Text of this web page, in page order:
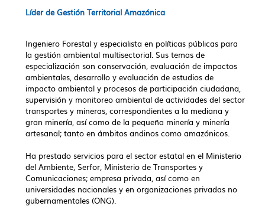
Líder de Gestión Territorial Amazónica
Ingeniero Forestal y especialista en políticas públicas para
la gestión ambiental multisectorial. Sus temas de
especialización son conservación, evaluación de impactos
ambientales, desarrollo y evaluación de estudios de
impacto ambiental y procesos de participación ciudadana,
supervisión y monitoreo ambiental de actividades del sector
transportes y mineras, correspondientes a la mediana y
gran minería, así como de la pequeña minería y minería
artesanal; tanto en ámbitos andinos como amazónicos.
Ha prestado servicios para el sector estatal en el Ministerio
del Ambiente, Serfor, Ministerio de Transportes y
Comunicaciones; empresa privada, así como en
universidades nacionales y en organizaciones privadas no
gubernamentales (ONG).